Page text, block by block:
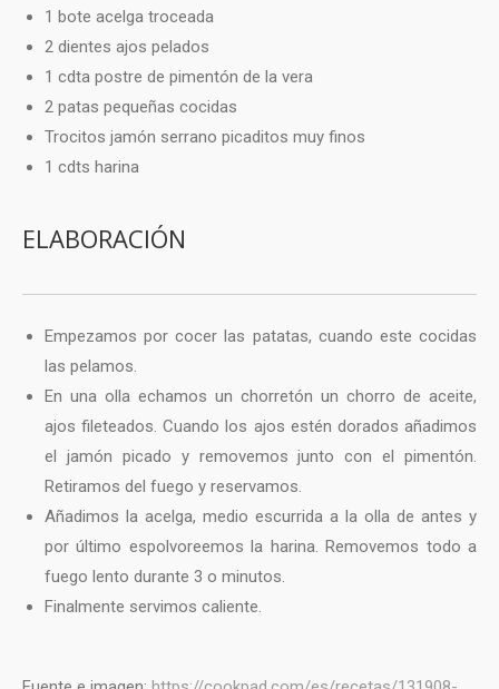
1 bote acelga troceada
2 dientes ajos pelados
1 cdta postre de pimentón de la vera
2 patas pequeñas cocidas
Trocitos jamón serrano picaditos muy finos
1 cdts harina
ELABORACIÓN
Empezamos por cocer las patatas, cuando este cocidas
las pelamos.
En una olla echamos un chorretón un chorro de aceite,
ajos fileteados. Cuando los ajos estén dorados añadimos
el jamón picado y removemos junto con el pimentón.
Retiramos del fuego y reservamos.
Añadimos la acelga, medio escurrida a la olla de antes y
por último espolvoreemos la harina. Removemos todo a
fuego lento durante 3 o minutos.
Finalmente servimos caliente.